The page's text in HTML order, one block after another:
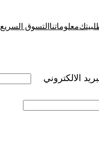
معلوماتنا التسوق السريع
الالكتروني